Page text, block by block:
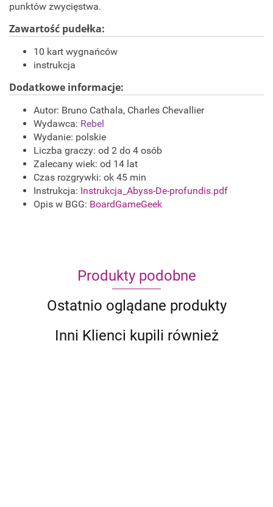
punktów zwycięstwa.
Zawartość pudełka:
10 kart wygnańców
instrukcja
Dodatkowe informacje:
Autor: Bruno Cathala, Charles Chevallier
Wydawca: Rebel
Wydanie: polskie
Liczba graczy: od 2 do 4 osób
Zalecany wiek: od 14 lat
Czas rozgrywki: ok 45 min
Instrukcja: Instrukcja_Abyss-De-profundis.pdf
Opis w BGG: BoardGameGeek
Produkty podobne
Ostatnio oglądane produkty
Inni Klienci kupili również